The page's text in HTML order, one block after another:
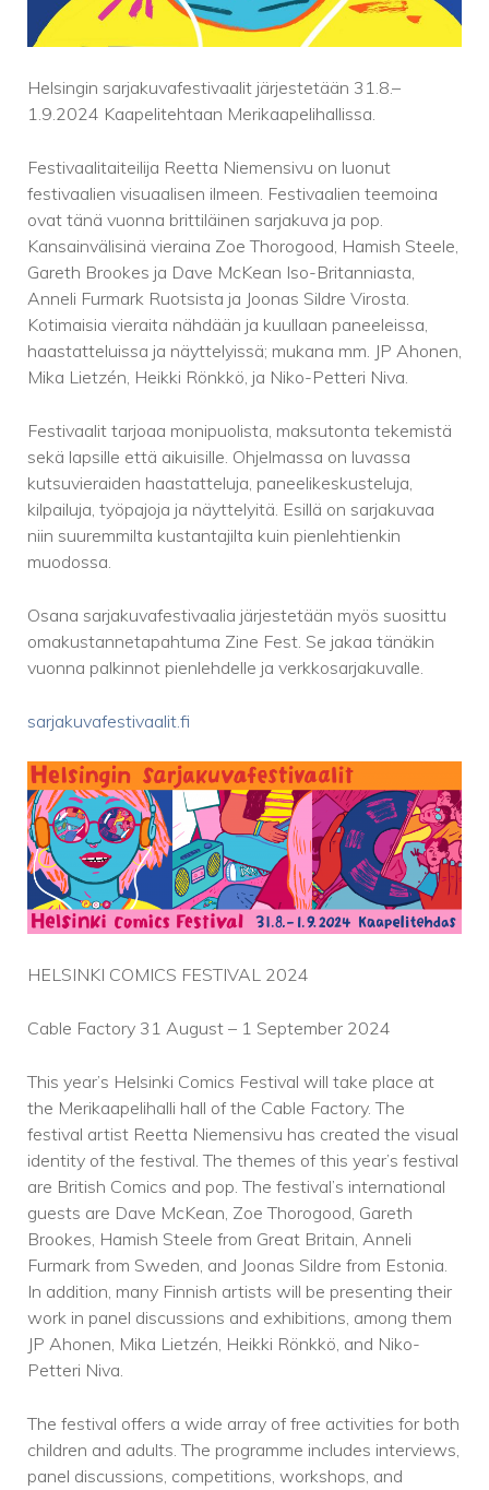
Helsingin sarjakuvafestivaalit järjestetään 31.8.–
1.9.2024 Kaapelitehtaan Merikaapelihallissa.
Festivaalitaiteilija Reetta Niemensivu on luonut
festivaalien visuaalisen ilmeen. Festivaalien teemoina
ovat tänä vuonna brittiläinen sarjakuva ja pop.
Kansainvälisinä vieraina Zoe Thorogood, Hamish Steele,
Gareth Brookes ja Dave McKean Iso-Britanniasta,
Anneli Furmark Ruotsista ja Joonas Sildre Virosta.
Kotimaisia vieraita nähdään ja kuullaan paneeleissa,
haastatteluissa ja näyttelyissä; mukana mm. JP Ahonen,
Mika Lietzén, Heikki Rönkkö, ja Niko-Petteri Niva.
Festivaalit tarjoaa monipuolista, maksutonta tekemistä
sekä lapsille että aikuisille. Ohjelmassa on luvassa
kutsuvieraiden haastatteluja, paneelikeskusteluja,
kilpailuja, työpajoja ja näyttelyitä. Esillä on sarjakuvaa
niin suuremmilta kustantajilta kuin pienlehtienkin
muodossa.
Osana sarjakuvafestivaalia järjestetään myös suosittu
omakustannetapahtuma Zine Fest. Se jakaa tänäkin
vuonna palkinnot pienlehdelle ja verkkosarjakuvalle.
sarjakuvafestivaalit.fi
HELSINKI COMICS FESTIVAL 2024
Cable Factory 31 August – 1 September 2024
This year’s Helsinki Comics Festival will take place at
the Merikaapelihalli hall of the Cable Factory. The
festival artist Reetta Niemensivu has created the visual
identity of the festival. The themes of this year’s festival
are British Comics and pop. The festival’s international
guests are Dave McKean, Zoe Thorogood, Gareth
Brookes, Hamish Steele from Great Britain, Anneli
Furmark from Sweden, and Joonas Sildre from Estonia.
In addition, many Finnish artists will be presenting their
work in panel discussions and exhibitions, among them
JP Ahonen, Mika Lietzén, Heikki Rönkkö, and Niko-
Petteri Niva.
The festival offers a wide array of free activities for both
children and adults. The programme includes interviews,
panel discussions, competitions, workshops, and